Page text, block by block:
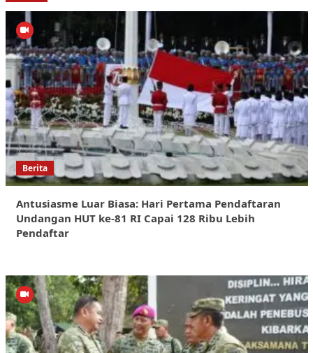
Berita
Antusiasme Luar Biasa: Hari Pertama Pendaftaran
Undangan HUT ke-81 RI Capai 128 Ribu Lebih
Pendaftar